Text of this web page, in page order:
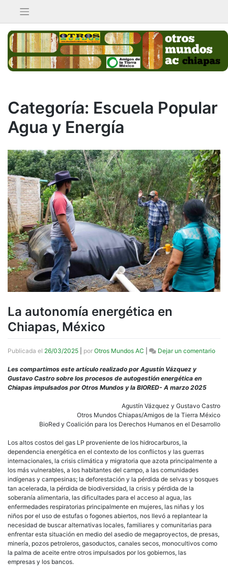
contenido
Categoría: Escuela Popular
Agua y Energía
La autonomía energética en
Chiapas, México
Publicada el 26/03/2025 por Otros Mundos AC Dejar un comentarioen
Les compartimos este artículo realizado por Agustín Vázquez y
Gustavo Castro sobre los procesos de autogestión energética en
Chiapas impulsados por Otros Mundos y la BIORED- A marzo 2025
Agustín Vázquez y Gustavo Castro
Otros Mundos Chiapas/Amigos de la Tierra México
BioRed y Coalición para los Derechos Humanos en el Desarrollo
Los altos costos del gas LP proveniente de los hidrocarburos, la
dependencia energética en el contexto de los conflictos y las guerras
internacionales, la crisis climática y migratoria que azota principalmente a
los más vulnerables, a los habitantes del campo, a las comunidades
indígenas y campesinas; la deforestación y la pérdida de selvas y bosques
tan acelerada, la pérdida de biodiversidad, la crisis y pérdida de la
soberanía alimentaria, las dificultades para el acceso al agua, las
enfermedades respiratorias principalmente en mujeres, las niñas y los
niños por el uso de estufas o fogones abiertos, nos llevó a replantear la
necesidad de buscar alternativas locales, familiares y comunitarias para
enfrentar esta situación en medio del asedio de megaproyectos, de presas,
minería, pozos petroleros, gasoductos, canales secos, monocultivos como
la palma de aceite entre otros impulsados por los gobiernos, las
empresas y los bancos.